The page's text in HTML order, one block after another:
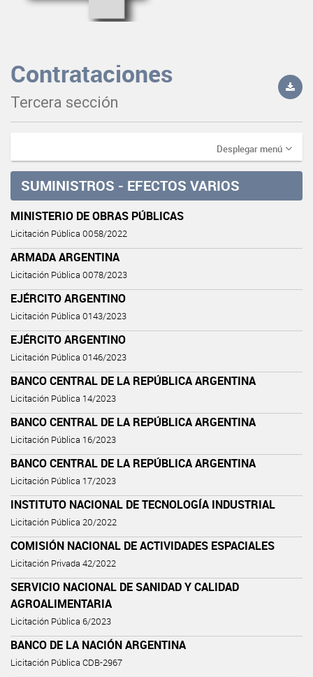
Contrataciones
Tercera sección
Desplegar menú
SUMINISTROS - EFECTOS VARIOS
MINISTERIO DE OBRAS PÚBLICAS
Licitación Pública 0058/2022
ARMADA ARGENTINA
Licitación Pública 0078/2023
EJÉRCITO ARGENTINO
Licitación Pública 0143/2023
EJÉRCITO ARGENTINO
Licitación Pública 0146/2023
BANCO CENTRAL DE LA REPÚBLICA ARGENTINA
Licitación Pública 14/2023
BANCO CENTRAL DE LA REPÚBLICA ARGENTINA
Licitación Pública 16/2023
BANCO CENTRAL DE LA REPÚBLICA ARGENTINA
Licitación Pública 17/2023
INSTITUTO NACIONAL DE TECNOLOGÍA INDUSTRIAL
Licitación Pública 20/2022
COMISIÓN NACIONAL DE ACTIVIDADES ESPACIALES
Licitación Privada 42/2022
SERVICIO NACIONAL DE SANIDAD Y CALIDAD
AGROALIMENTARIA
Licitación Pública 6/2023
BANCO DE LA NACIÓN ARGENTINA
Licitación Pública CDB-2967